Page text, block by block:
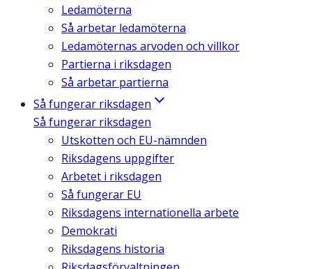
Ledamöterna
Så arbetar ledamöterna
Ledamöternas arvoden och villkor
Partierna i riksdagen
Så arbetar partierna
Så fungerar riksdagen
Så fungerar riksdagen
Utskotten och EU-nämnden
Riksdagens uppgifter
Arbetet i riksdagen
Så fungerar EU
Riksdagens internationella arbete
Demokrati
Riksdagens historia